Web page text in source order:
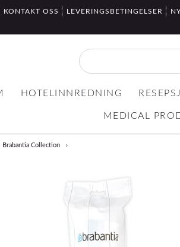
KONTAKT OSS LEVERINGSBETINGELSER
HOTELINNREDNING
MEDICAL
Brabantia Collection